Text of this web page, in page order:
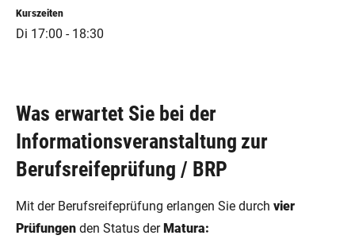
Was erwartet Sie bei der
Informationsveranstaltung zur
Berufsreifeprüfung / BRP
Mit der Berufsreifeprüfung erlangen Sie durch vier
Prüfungen den Status derMatura:
Kurszeiten
Di 17:00 - 18:30